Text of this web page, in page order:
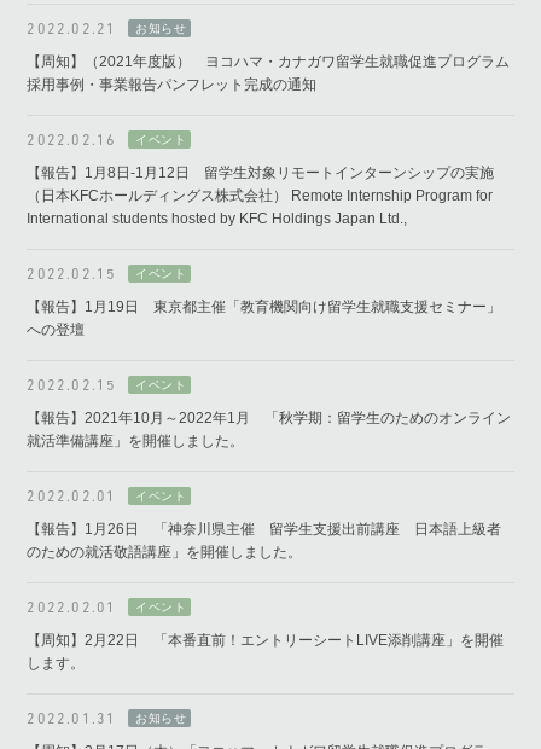
2022.02.21
【周知】（2021年度版） ヨコハマ・カナガワ留学生就職促進プログラム
採用事例・事業報告パンフレット完成の通知
2022.02.16
【報告】1月8日-1月12日 留学生対象リモートインターンシップの実施
（日本KFCホールディングス株式会社） Remote Internship Program for
International students hosted by KFC Holdings Japan Ltd.,
2022.02.15
【報告】1月19日 東京都主催「教育機関向け留学生就職支援セミナー」
への登壇
2022.02.15
【報告】2021年10月～2022年1月 「秋学期：留学生のためのオンライン
就活準備講座」を開催しました。
2022.02.01
【報告】1月26日 「神奈川県主催 留学生支援出前講座 日本語上級者
のための就活敬語講座」を開催しました。
2022.02.01
【周知】2月22日 「本番直前！エントリーシートLIVE添削講座」を開催
します。
2022.01.31